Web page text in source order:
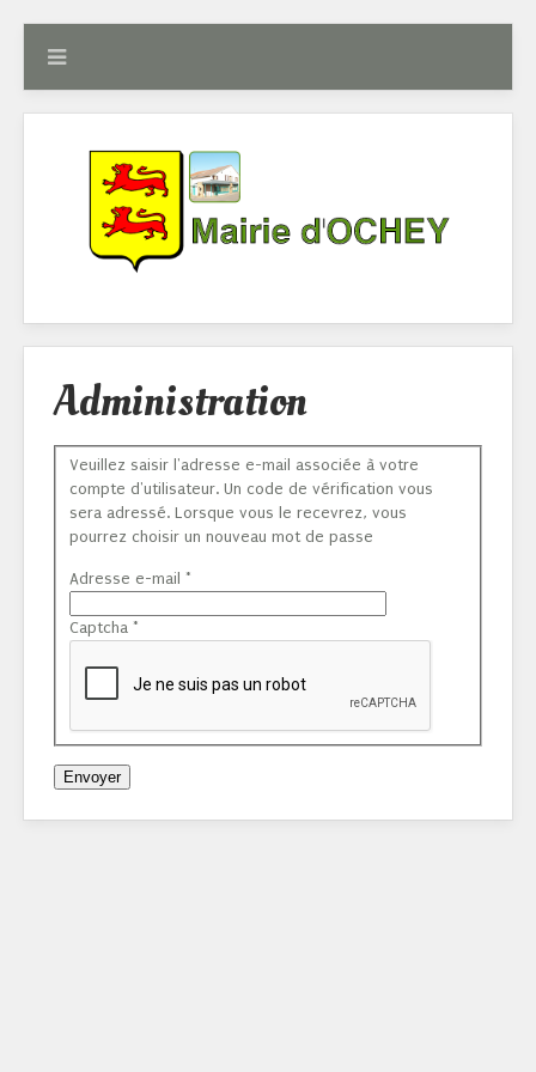
Administration
Veuillez saisir l'adresse e-mail associée à votre
compte d'utilisateur. Un code de vérification vous
sera adressé. Lorsque vous le recevrez, vous
pourrez choisir un nouveau mot de passe
Adresse e-mail *
Captcha*
Envoyer